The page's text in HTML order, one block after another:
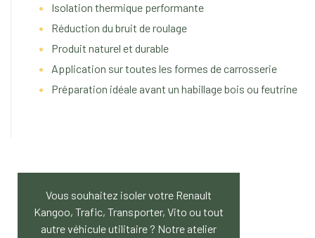
Isolation thermique performante
Réduction du bruit de roulage
Produit naturel et durable
Application sur toutes les formes de carrosserie
Préparation idéale avant un habillage bois ou feutrine
Vous souhaitez isoler votre Renault
Kangoo, Trafic, Transporter, Vito ou tout
autre véhicule utilitaire ? Notre atelier